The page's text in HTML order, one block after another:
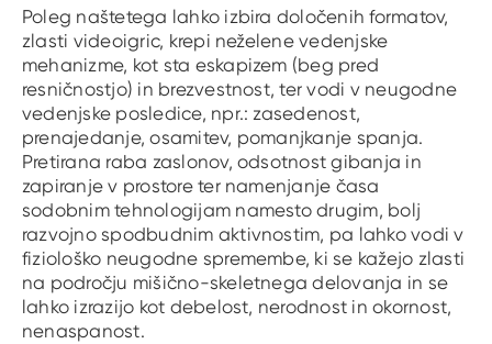
Poleg naštetega lahko izbira določenih formatov,
zlasti videoigric, krepi neželene vedenjske
mehanizme, kot sta eskapizem (beg pred
resničnostjo) in brezvestnost, ter vodi v neugodne
vedenjske posledice, npr.: zasedenost,
prenajedanje, osamitev, pomanjkanje spanja.
Pretirana raba zaslonov, odsotnost gibanja in
zapiranje v prostore ter namenjanje časa
sodobnim tehnologijam namesto drugim, bolj
razvojno spodbudnim aktivnostim, pa lahko vodi v
fiziološko neugodne spremembe, ki se kažejo zlasti
na področju mišično-skeletnega delovanja in se
lahko izrazijo kot debelost, nerodnost in okornost,
nenaspanost.